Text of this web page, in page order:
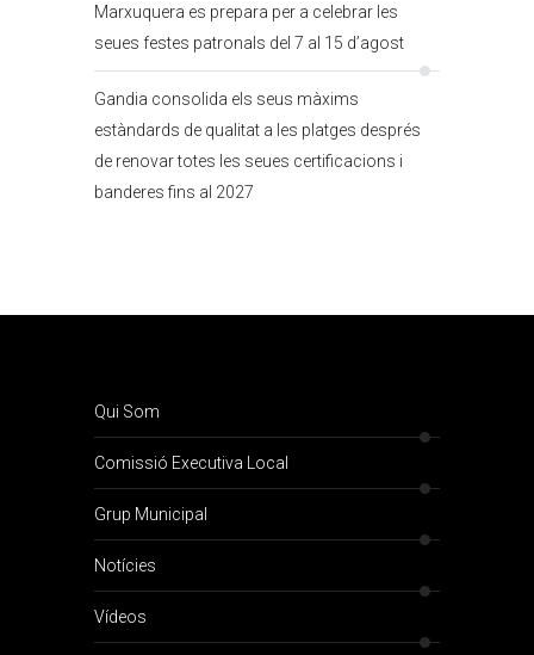
Marxuquera es prepara per a celebrar les
seues festes patronals del 7 al 15 d’agost
Gandia consolida els seus màxims
estàndards de qualitat a les platges després
de renovar totes les seues certificacions i
banderes fins al 2027
Qui Som
Comissió Executiva Local
Grup Municipal
Notícies
Vídeos